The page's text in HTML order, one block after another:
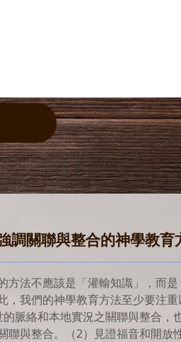
調關聯與整合的神學教育
方法不應該是「灌輸知識」，而
，我們的神學教育方法至少要注
的脈絡和本地實況之關聯與整合
聯與整合。
（2）見證福音和開